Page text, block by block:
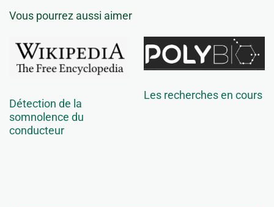
Vous pourrez aussi aimer
Détection de la
somnolence du
conducteur
Les recherches en cours